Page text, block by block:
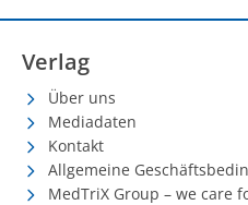
Verlag
Über uns
Mediadaten
Kontakt
Allgemeine
MedTriX Group – we care